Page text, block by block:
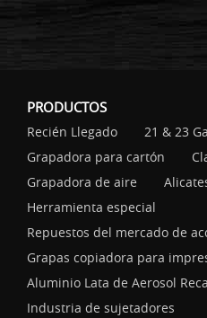
PRODUCTOS
Recién Llegado
21 & 23
Grapadora para cartón
Grapadora de aire
Herramienta especial
Repuestos del mercado de
Grapas copiadora para
Aluminio Lata de Aerosol
Industria de sujetadores